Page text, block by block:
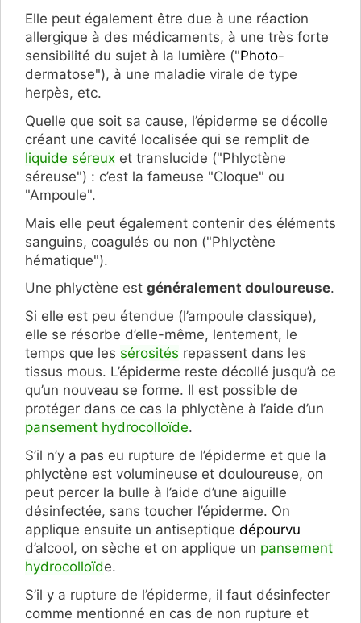
Elle peut également être due à une réaction
allergique à des médicaments, à une très forte
sensibilité du sujet à la lumière ("Photo-
dermatose"), à une maladie virale de type
herpès, etc.
Quelle que soit sa cause, l’épiderme se décolle
créant une cavité localisée qui se remplit de
liquide séreux et translucide ("Phlyctène
séreuse") : c’est la fameuse "Cloque" ou
"Ampoule".
Mais elle peut également contenir des éléments
sanguins, coagulés ou non ("Phlyctène
hématique").
Une phlyctène est généralement douloureuse.
Si elle est peu étendue (l’ampoule classique),
elle se résorbe d’elle-même, lentement, le
temps que les sérosités repassent dans les
tissus mous. L’épiderme reste décollé jusqu’à ce
qu’un nouveau se forme. Il est possible de
protéger dans ce cas la phlyctène à l’aide d’un
pansement hydrocolloïde.
S’il n’y a pas eu rupture de l’épiderme et que la
phlyctène est volumineuse et douloureuse, on
peut percer la bulle à l’aide d’une aiguille
désinfectée, sans toucher l’épiderme. On
applique ensuite un antiseptique dépourvu
d’alcool, on sèche et on applique un pansement
hydrocolloïde.
S’il y a rupture de l’épiderme, il faut désinfecter
comme mentionné en cas de non rupture et